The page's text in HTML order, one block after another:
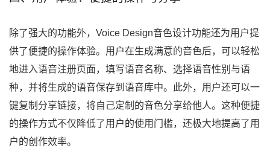
除了强大的功能外，Voice Design音色设计功能还为用户提
供了便捷的操作体验。用户在生成满意的音色后，可以轻松
地进入语音注册页面，填写语音名称、选择语音性别与语
种，并将生成的语音保存到语音库中。此外，用户还可以一
键复制分享链接，将自己定制的音色分享给他人。这种便捷
的操作方式不仅降低了用户的使用门槛，还极大地提高了用
户的创作效率。